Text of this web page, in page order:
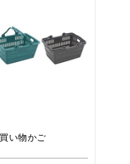
い物かご